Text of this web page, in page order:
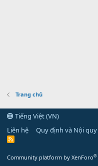
Trang chủ
Tiếng Việt (VN)
Liên hệ
Quy định và Nội quy
R
Community platform by XenForo®